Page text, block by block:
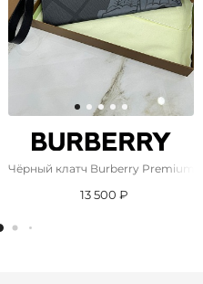
см - Brown
Чёрный клатч Burberry Premium
13 500 ₽